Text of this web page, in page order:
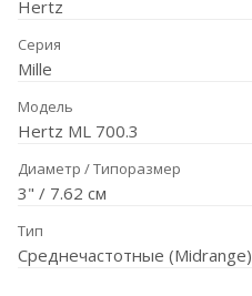
Hertz
Серия
Mille
Модель
Hertz ML 700.3
Диаметр / Типоразмер
3" / 7.62 см
Тип
Среднечастотные (Midrange)